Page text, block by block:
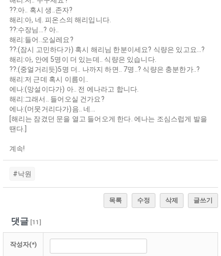
??:아.. 혹시 생..존자?
해리:아, 네. 피온스의 해리입니다.
??:수장님...? 아..
해리:들어..오실레요?
??:(잠시 고민하다가) 혹시 해리님 한분이세요? 식량은 있고요...?
해리:아, 안에 5명이 더 있는데.. 식량은 있습니다.
??:(중얼거리듯)5명 더.. 나까지 하면.. 7명..? 식량은 충분한가..?
해리:저 근데 혹시 이름이..
에나:(망설이다가) 아.. 전 에나라고 합니다.
해리:그래서.. 들어오실 건가요?
에나:(머뭇거리다가)음.. 네...
[해리는 잠겼던 문을 열고 들어오게 한다. 에나는 조심스럽게 발을
땐다.]
계속!
#낙원
목록 수정 삭제 글쓰기
댓글[11 ]
작성자(*)